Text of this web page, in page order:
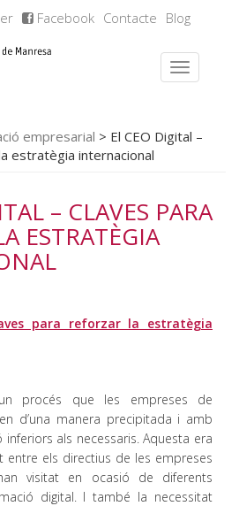
Facebook Contacte Blog
empresarial > El CEO Digital –
estratègia internacional
– CLAVES PARA
ESTRATÈGIA
para reforzar la estratègia
procés que les empreses de
d’una manera precipitada i amb
inferiors als necessaris. Aquesta era
entre els directius de les empreses
visitat en ocasió de diferents
digital. I també la necessitat